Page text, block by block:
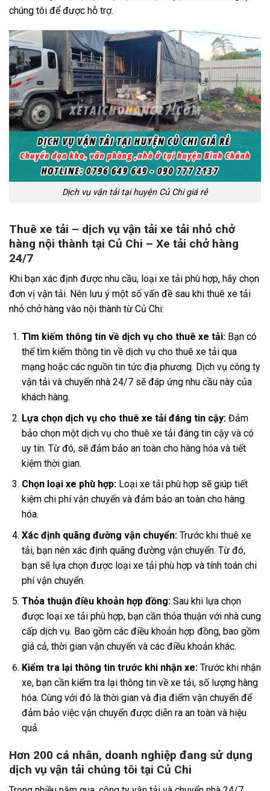
chúng tôi để được hỗ trợ.
Dịch vụ vận tải tại huyện Củ Chi giá rẻ
Thuê xe tải – dịch vụ vận tải xe tải nhỏ chở
hàng nội thành tại Củ Chi – Xe tải chở hàng
24/7
Khi bạn xác định được nhu cầu, loại xe tải phù hợp, hãy chọn
đơn vị vận tải. Nên lưu ý một số vấn đề sau khi thuê xe tải
nhỏ chở hàng vào nội thành từ Củ Chi:
Tìm kiếm thông tin về dịch vụ cho thuê xe tải:Bạn có
thể tìm kiếm thông tin về dịch vụ cho thuê xe tải qua
mạng hoặc các nguồn tin tức địa phương. Dịch vụ công ty
vận tải và chuyển nhà 24/7 sẽ đáp ứng nhu cầu này của
khách hàng.
Lựa chọn dịch vụ cho thuê xe tải đáng tin cậy:Đảm
bảo chọn một dịch vụ cho thuê xe tải đáng tin cậy và có
uy tín. Từ đó, sẽ đảm bảo an toàn cho hàng hóa và tiết
kiệm thời gian.
Chọn loại xe phù hợp:Loại xe tải phù hợp sẽ giúp tiết
kiệm chi phí vận chuyển và đảm bảo an toàn cho hàng
hóa.
Xác định quãng đường vận chuyển: Trước khi thuê xe
tải, bạn nên xác định quãng đường vận chuyển. Từ đó,
bạn sẽ lựa chọn được loại xe tải phù hợp và tính toán chi
phí vận chuyển.
Thỏa thuận điều khoản hợp đồng:Sau khi lựa chọn
được loại xe tải phù hợp, bạn cần thỏa thuận với nhà cung
cấp dịch vụ. Bao gồm các điều khoản hợp đồng, bao gồm
giá cả, thời gian vận chuyển và các điều khoản khác.
Kiểm tra lại thông tin trước khi nhận xe:Trước khi nhận
xe, bạn cần kiểm tra lại thông tin về xe tải, số lượng hàng
hóa. Cùng với đó là thời gian và địa điểm vận chuyển để
đảm bảo việc vận chuyển được diễn ra an toàn và hiệu
quả.
Hơn 200 cá nhân, doanh nghiệp đang sử dụng
dịch vụ vận tải chúng tôi tại Củ Chi